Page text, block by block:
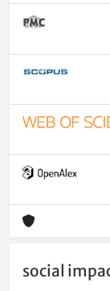
social